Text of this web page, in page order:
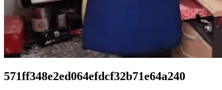
571ff348e2ed064efdcf32b71e64a240